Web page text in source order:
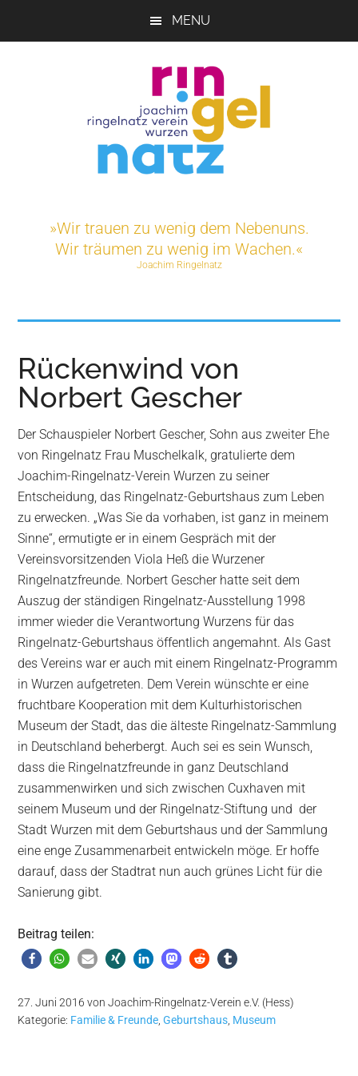
MENU
Ringelnatz-
Verein
e.V.
Projekte
in
Wurzen
»Wir trauen zu wenig dem Nebenuns.
Wir träumen zu wenig im Wachen.«
Joachim Ringelnatz
Rückenwind von
Norbert Gescher
Der Schauspieler Norbert Gescher, Sohn aus zweiter Ehe
von Ringelnatz Frau Muschelkalk, gratulierte dem
Joachim-Ringelnatz-Verein Wurzen zu seiner
Entscheidung, das Ringelnatz-Geburtshaus zum Leben
zu erwecken. „Was Sie da vorhaben, ist ganz in meinem
Sinne“, ermutigte er in einem Gespräch mit der
Vereinsvorsitzenden Viola Heß die Wurzener
Ringelnatzfreunde. Norbert Gescher hatte seit dem
Auszug der ständigen Ringelnatz-Ausstellung 1998
immer wieder die Verantwortung Wurzens für das
Ringelnatz-Geburtshaus öffentlich angemahnt. Als Gast
des Vereins war er auch mit einem Ringelnatz-Programm
in Wurzen aufgetreten. Dem Verein wünschte er eine
fruchtbare Kooperation mit dem Kulturhistorischen
Museum der Stadt, das die älteste Ringelnatz-Sammlung
in Deutschland beherbergt. Auch sei es sein Wunsch,
dass die Ringelnatzfreunde in ganz Deutschland
zusammenwirken und sich zwischen Cuxhaven mit
seinem Museum und der Ringelnatz-Stiftung und der
Stadt Wurzen mit dem Geburtshaus und der Sammlung
eine enge Zusammenarbeit entwickeln möge. Er hoffe
darauf, dass der Stadtrat nun auch grünes Licht für die
Sanierung gibt.
Beitrag teilen:
27. Juni 2016 vonJoachim-Ringelnatz-Verein e.V. (Hess)
Kategorie: Familie & Freunde ,Geburtshaus Museum